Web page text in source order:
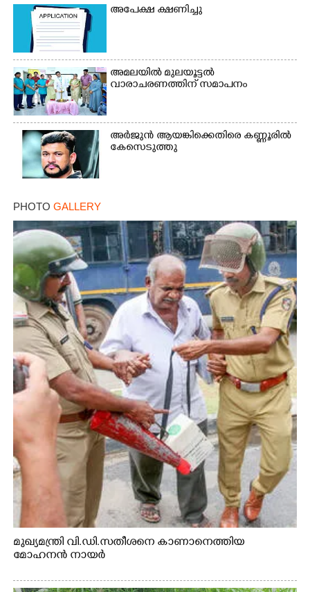
അപേക്ഷ ക്ഷണിച്ചു
അമലയിൽ മുലയൂട്ടൽ
വാരാചരണത്തിന് സമാപനം
അർജുൻ ആയങ്കിക്കെതിരെ കണ്ണൂരിൽ
കേസെടുത്തു
PHOTO GALLERY
മുഖ്യമന്ത്രി വി.ഡി.സതീശനെ കാണാനെത്തിയ
മോഹനൻ നായർ